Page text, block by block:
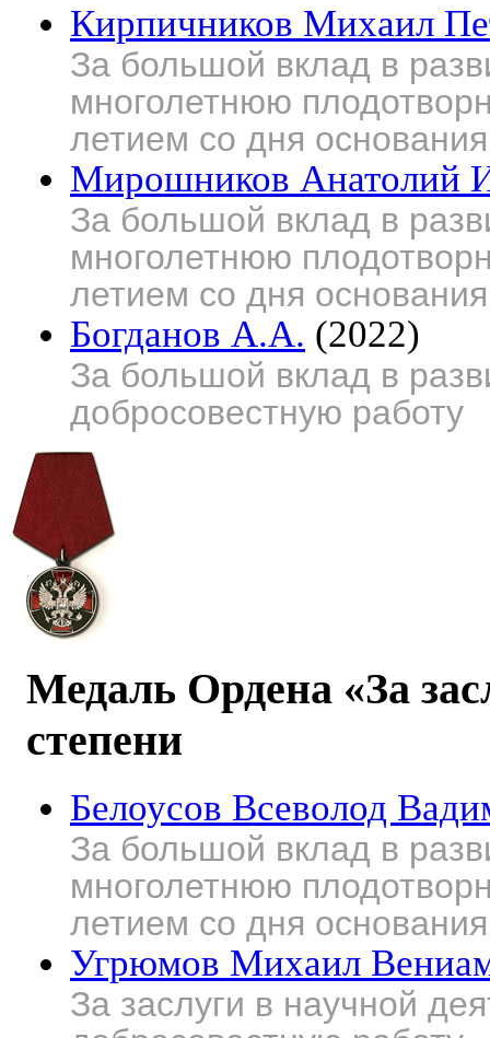
Кирпичников Михаил
За большой вклад в
многолетнюю
летием со дня
Мирошников Анатолий
За большой вклад в
многолетнюю
летием со дня
Богданов А.А. (2022)
За большой вклад в
добросовестную работу
Медаль Ордена «За
степени
Белоусов Всеволод
За большой вклад в
многолетнюю
летием со дня
Угрюмов Михаил
За заслуги в научной